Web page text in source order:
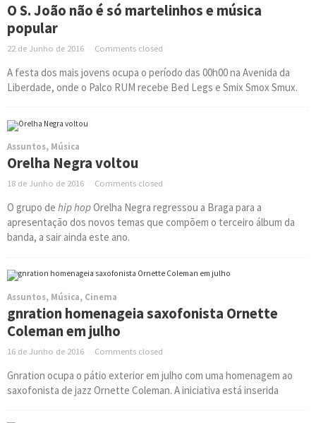
O S. João não é só martelinhos e música
popular
22 de Junho de 2016 · Comments closed ·
A festa dos mais jovens ocupa o período das 00h00 na Avenida da
Liberdade, onde o Palco RUM recebe Bed Legs e Smix Smox Smux.
Assuntos, Música
Orelha Negra voltou
18 de Junho de 2016 · Comments closed ·
O grupo de hip hopOrelha Negra regressou a Braga para a
apresentação dos novos temas que compõem o terceiro álbum da
banda, a sair ainda este ano.
Assuntos, Música, Cinema
gnration homenageia saxofonista Ornette
Coleman em julho
16 de Junho de 2016 · Comments closed ·
Gnration ocupa o pátio exterior em julho com uma homenagem ao
saxofonista de jazz Ornette Coleman. A iniciativa está inserida